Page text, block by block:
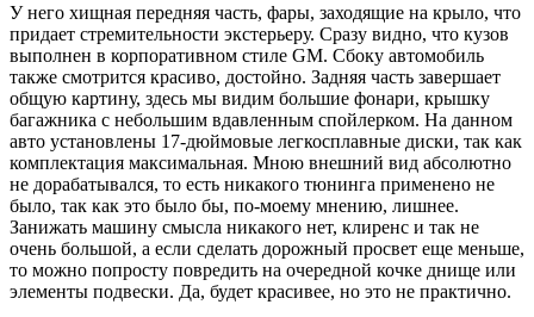
У него хищная передняя часть, фары, заходящие на крыло, что
придает стремительности экстерьеру. Сразу видно, что кузов
выполнен в корпоративном стиле GM. Сбоку автомобиль
также смотрится красиво, достойно. Задняя часть завершает
общую картину, здесь мы видим большие фонари, крышку
багажника с небольшим вдавленным спойлерком. На данном
авто установлены 17-дюймовые легкосплавные диски, так как
комплектация максимальная. Мною внешний вид абсолютно
не дорабатывался, то есть никакого тюнинга применено не
было, так как это было бы, по-моему мнению, лишнее.
Занижать машину смысла никакого нет, клиренс и так не
очень большой, а если сделать дорожный просвет еще меньше,
то можно попросту повредить на очередной кочке днище или
элементы подвески. Да, будет красивее, но это не практично.